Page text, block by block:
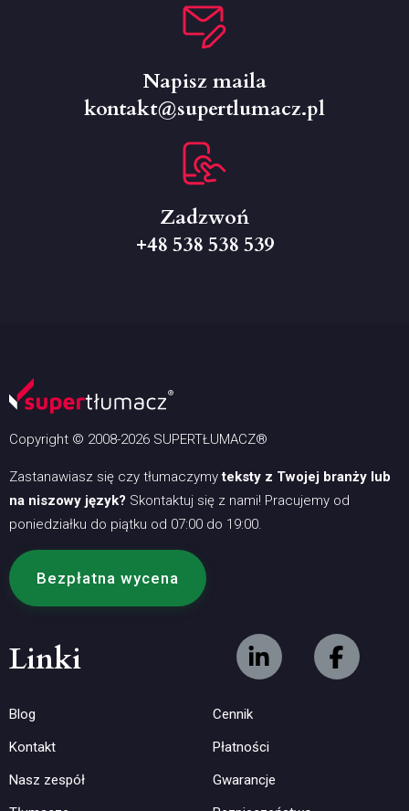
Napisz maila
kontakt@supertlumacz.pl
Zadzwoń
+48 538 538 539
Copyright © 2008-2026 SUPERTŁUMACZ®
Zastanawiasz się czy tłumaczymyteksty z Twojej branży lub
na niszowy język? Skontaktuj się z nami! Pracujemy od
poniedziałku do piątku od 07:00 do 19:00.
Bezpłatna wycena
Linki
Blog
Kontakt
Nasz zespół
Cennik
Płatności
Gwarancje